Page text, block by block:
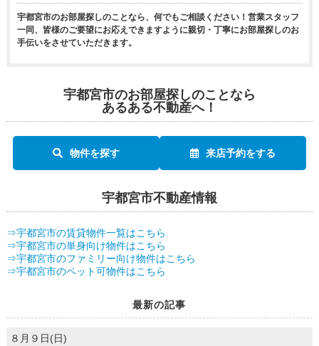
宇都宮市のお部屋探しのことなら、何でもご相談ください！営業スタッフ
一同、皆様のご要望にお応えできますように親切・丁寧にお部屋探しのお
手伝いをさせていただきます。
宇都宮市のお部屋探しのことなら
あるある不動産へ！
物件を探す 来店予約をする
宇都宮市不動産情報
⇒宇都宮市の賃貸物件一覧はこちら
⇒宇都宮市の単身向け物件はこちら
⇒宇都宮市のファミリー向け物件はこちら
⇒宇都宮市のペット可物件はこちら
最新の記事
８月９日(日)